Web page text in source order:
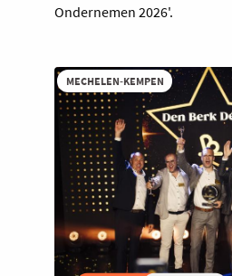
Ondernemen 2026'.
MECHELEN-KEMPEN